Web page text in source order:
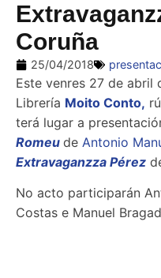
Coruña
25/04/2018
Este venres 27 de abril
Librería Moito Conto,
terá lugar a
Romeu de Antonio
Extravaganzza Pérez
No acto participarán
Costas e Manuel